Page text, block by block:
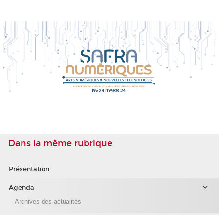
Dans la même rubrique
Présentation
Agenda
Archives des actualités